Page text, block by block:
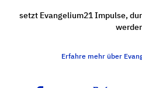
setzt Evangelium21 Impulse,
Erfahre mehr über